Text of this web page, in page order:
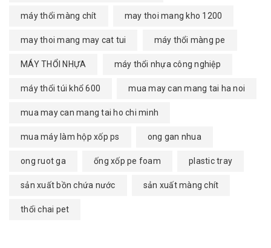
máy thổi màng chít may thoi mang kho 1200
may thoi mang may cat tui máy thổi màng pe
MÁY THỔI NHỰA máy thổi nhựa công nghiệp
máy thổi túi khổ 600 mua may can mang tai ha noi
mua may can mang tai ho chi minh
mua máy làm hộp xốp ps ong gan nhua
ong ruot ga ống xốp pe foam plastic tray
sản xuất bồn chứa nước sản xuất màng chít
thổi chai pet